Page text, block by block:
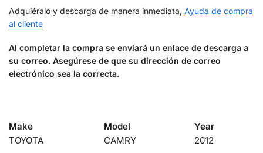
Adquiéralo y descarga de manera inmediata, Ayuda de compra
al cliente
Al completar la compra se enviará un enlace de descarga a
su correo. Asegúrese de que su dirección de correo
electrónico sea la correcta.
Make Model
Year
TOYOTA
CAMRY 2012